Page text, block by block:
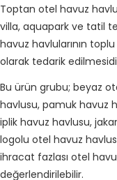
Toptan otel havuz
villa, aquapark ve tatil
havuz havlularının
olarak tedarik
Bu ürün grubu; beyaz
havlusu, pamuk havuz
iplik havuz havlusu,
logolu otel havuz
ihracat fazlası otel
değerlendirilebilir.